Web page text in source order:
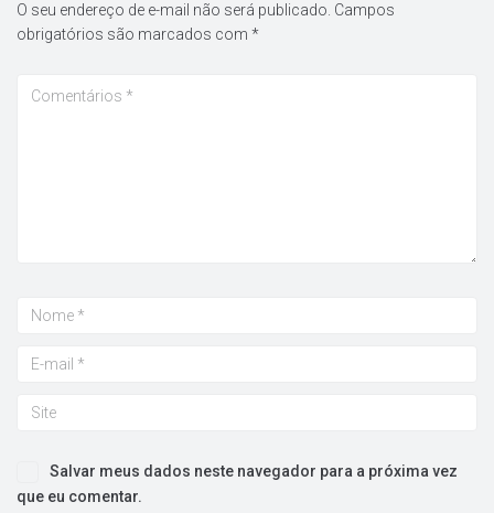
O seu endereço de e-mail não será publicado. Campos
obrigatórios são marcados com *
Salvar meus dados neste navegador para a próxima vez
que eu comentar.